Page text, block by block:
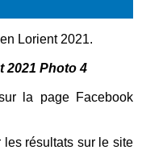
Lorient 2021.
la page Facebook
résultats sur le site